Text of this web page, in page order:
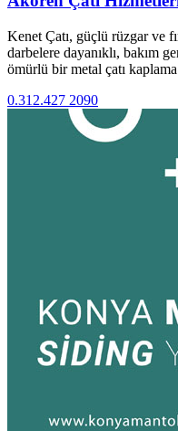
Kenet Çatı, güçlü rüzgar ve
darbelere dayanıklı, bakım
ömürlü bir metal çatı
0.312.427 2090